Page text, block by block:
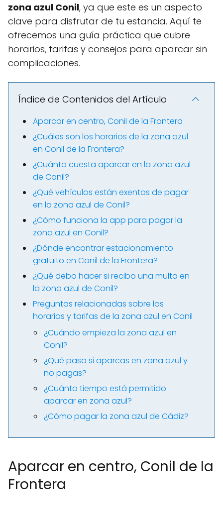
zona azul Conil, ya que este es un aspecto
clave para disfrutar de tu estancia. Aquí te
ofrecemos una guía práctica que cubre
horarios, tarifas y consejos para aparcar sin
complicaciones.
Índice de Contenidos del Artículo
Aparcar en centro, Conil de la Frontera
¿Cuáles son los horarios de la zona azul
en Conil de la Frontera?
¿Cuánto cuesta aparcar en la zona azul
de Conil?
¿Qué vehículos están exentos de pagar
en la zona azul de Conil?
¿Cómo funciona la app para pagar la
zona azul en Conil?
¿Dónde encontrar estacionamiento
gratuito en Conil de la Frontera?
¿Qué debo hacer si recibo una multa en
la zona azul de Conil?
Preguntas relacionadas sobre los
horarios y tarifas de la zona azul en Conil
¿Cuándo empieza la zona azul en
Conil?
¿Qué pasa si aparcas en zona azul y
no pagas?
¿Cuánto tiempo está permitido
aparcar en zona azul?
¿Cómo pagar la zona azul de Cádiz?
Aparcar en centro, Conil de la
Frontera